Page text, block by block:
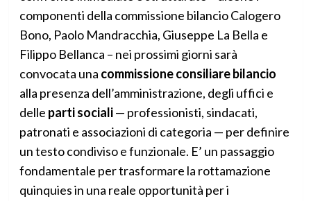
componenti della commissione bilancio Calogero
Bono, Paolo Mandracchia, Giuseppe La Bella e
Filippo Bellanca – nei prossimi giorni sarà
convocata una commissione consiliare bilancio
alla presenza dell’amministrazione, degli uffici e
delle parti sociali— professionisti, sindacati,
patronati e associazioni di categoria — per definire
un testo condiviso e funzionale. E’ un passaggio
fondamentale per trasformare la rottamazione
quinquies in una reale opportunità per i